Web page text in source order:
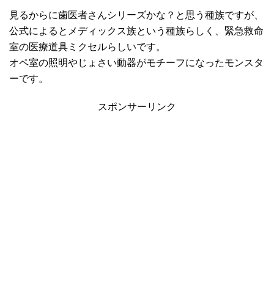
見るからに歯医者さんシリーズかな？と思う種族ですが、
公式によるとメディックス族という種族らしく、緊急救命
室の医療道具ミクセルらしいです。
オペ室の照明やじょさい動器がモチーフになったモンスタ
ーです。
スポンサーリンク